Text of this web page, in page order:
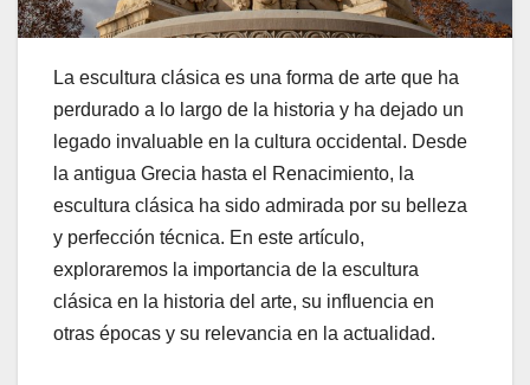
La escultura clásica es una forma de arte que ha
perdurado a lo largo de la historia y ha dejado un
legado invaluable en la cultura occidental. Desde
la antigua Grecia hasta el Renacimiento, la
escultura clásica ha sido admirada por su belleza
y perfección técnica. En este artículo,
exploraremos la importancia de la escultura
clásica en la historia del arte, su influencia en
otras épocas y su relevancia en la actualidad.